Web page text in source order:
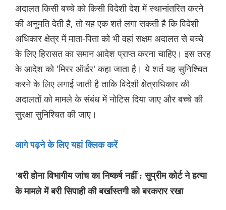
अदालत किसी बच्चे को किसी विदेशी देश में स्थानांतरित करने
की अनुमति देती है, तो यह एक शर्त लगा सकती है कि विदेशी
अधिकार क्षेत्र में माता-पिता को भी वहां सक्षम अदालत से बच्चे
के लिए हिरासत का समान आदेश प्राप्त करना चाहिए। इस तरह
के आदेश को 'मिरर ऑर्डर' कहा जाता है। ये शर्त यह सुनिश्चित
करने के लिए लगाई जाती है ताकि विदेशी क्षेत्राधिकार की
अदालतों को मामले के संबंध में नोटिस दिया जाए और बच्चे की
सुरक्षा सुनिश्चित की जाए।
आगे पढ़ने के लिए यहां क्लिक करें
'बरी होना विभागीय जांच का निष्कर्ष नहीं': सुप्रीम कोर्ट ने हत्या
के मामले में बरी सिपाही की बर्खास्तगी को बरकरार रखा